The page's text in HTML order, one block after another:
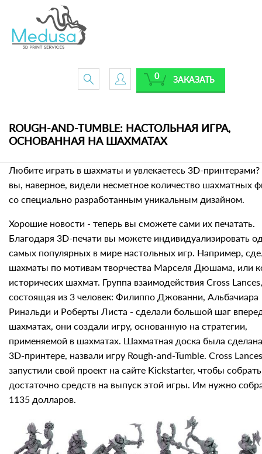
ЗАКАЗАТЬ
0
ROUGH-AND-TUMBLE: НАСТОЛЬНАЯ ИГРА,
ОСНОВАННАЯ НА ШАХМАТАХ
Любите играть в шахматы и увлекаетесь 3D-принтерами?
вы, наверное, видели несметное количество шахматных
со специально разработанным уникальным дизайном.
Хорошие новости - теперь вы сможете сами их печатать.
Благодаря 3D-печати вы можете индивидуализировать
самых популярных в мире настольных игр. Например,
шахматы по мотивам творчества Марселя Дюшама, или
историчесих шахмат. Группа взаимодействия Cross Lances,
состоящая из 3 человек: Филиппо Джованни, Альбачиара
Ринальди и Роберты Листа - сделали большой шаг
шахматах, они создали игру, основанную на стратегии,
применяемой в шахматах. Шахматная доска была
3D-принтере, назвали игру Rough-and-Tumble. Cross Lances
запустили свой проект на сайте Kickstarter, чтобы собрать
достаточно средств на выпуск этой игры. Им нужно
1135 долларов.